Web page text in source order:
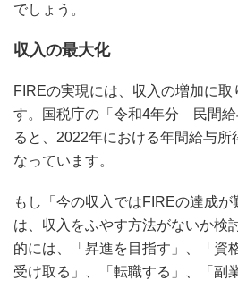
でしょう。
収入の最大化
FIREの実現には、収入の増加に
す。国税庁の「令和4年分 民間給
ると、2022年における年間給与所
なっています。
もし「今の収入ではFIREの達成
は、収入をふやす方法がないか検
的には、「昇進を目指す」、「資
受け取る」、「転職する」、「副